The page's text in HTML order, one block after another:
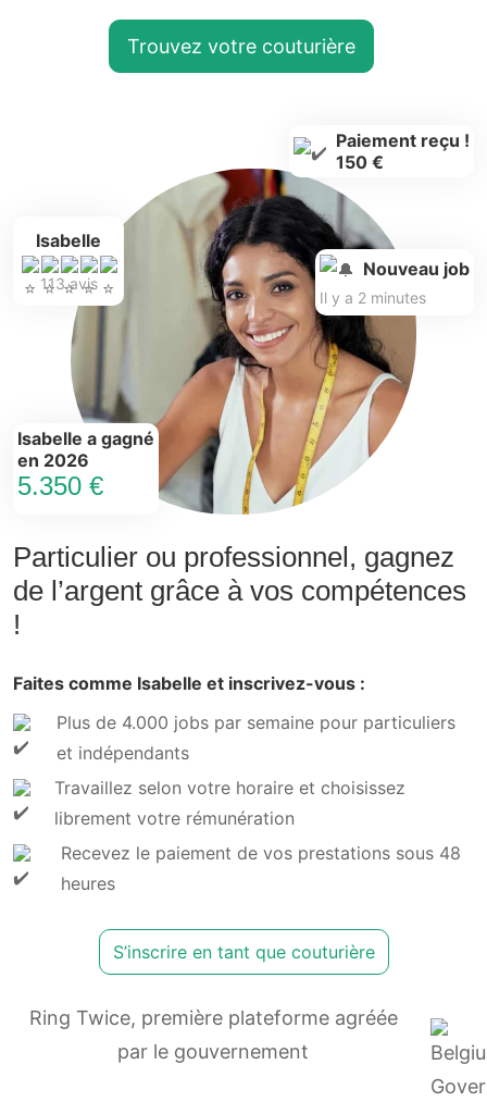
Trouvez votre couturière
Particulier ou professionnel, gagnez
de l’argent grâce à vos compétences
!
Faites comme Isabelle et inscrivez-vous :
Plus de 4.000 jobs par semaine pour particuliers
et indépendants
Travaillez selon votre horaire et choisissez
librement votre rémunération
Recevez le paiement de vos prestations sous 48
heures
S’inscrire en tant que couturière
Isabelle
113 avis
Isabelle a gagné
en 2026
5.350 €
Paiement reçu !
150 €
Nouveau job
Il y a 2 minutes
Ring Twice, première plateforme agréée
par le gouvernement